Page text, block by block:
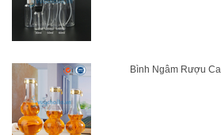
Bình Ngâm Rượu